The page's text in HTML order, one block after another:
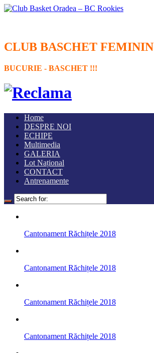
CLUB BASCHET FEMININ
BUCURIE - BASCHET !!!
Home
DESPRE NOI
ECHIPE
Multimedia
GALERIA
Lot Național
CONTACT
Antrenamente
Cantonament Răchițele 2018
Cantonament Răchițele 2018
Cantonament Răchițele 2018
Cantonament Răchițele 2018